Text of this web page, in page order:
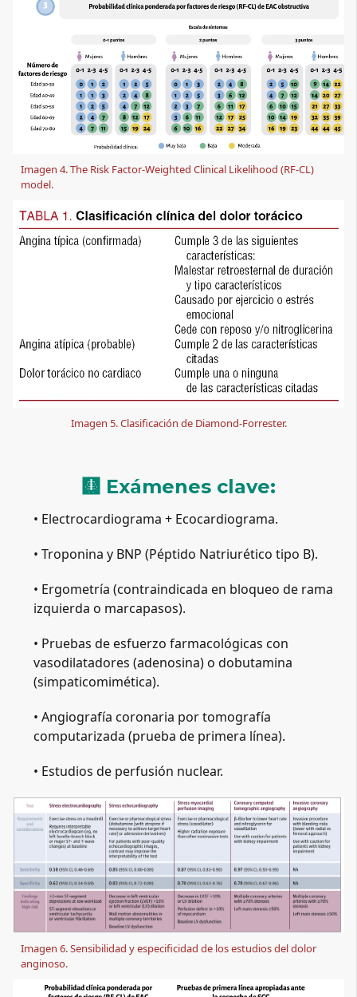
Imagen 4. The Risk Factor-Weighted Clinical Likelihood (RF-CL)
model.
Imagen 5. Clasificación de Diamond-Forrester.
🩻 Exámenes clave:
• Electrocardiograma + Ecocardiograma.
• Troponina y BNP (Péptido Natriurético tipo B).
• Ergometría (contraindicada en bloqueo de rama
izquierda o marcapasos).
• Pruebas de esfuerzo farmacológicas con
vasodilatadores (adenosina) o dobutamina
(simpaticomimética).
• Angiografía coronaria por tomografía
computarizada (prueba de primera línea).
• Estudios de perfusión nuclear.
Imagen 6. Sensibilidad y especificidad de los estudios del dolor
anginoso.